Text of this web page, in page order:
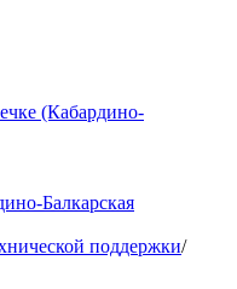
(Кабардино-
Балкарская
поддержки/